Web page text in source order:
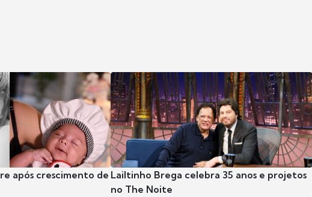
após crescimento de Lailtinho Brega celebra 35 anos e projetos
no The Noite